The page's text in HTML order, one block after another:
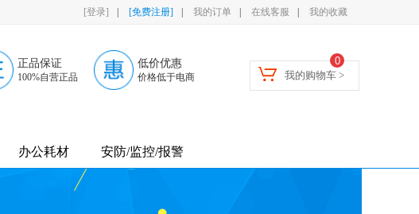
[登录] [免费注册] 我的订单 在线客服 我的收藏
正品保证
100%自营正品
低价优惠
价格低于电商 我的购物车 >
0
办公耗材 安防/监控/报警